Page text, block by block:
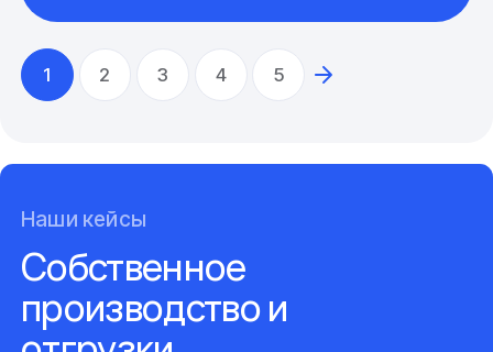
1 2 3 4 5
Наши кейсы
Собственное
производство и